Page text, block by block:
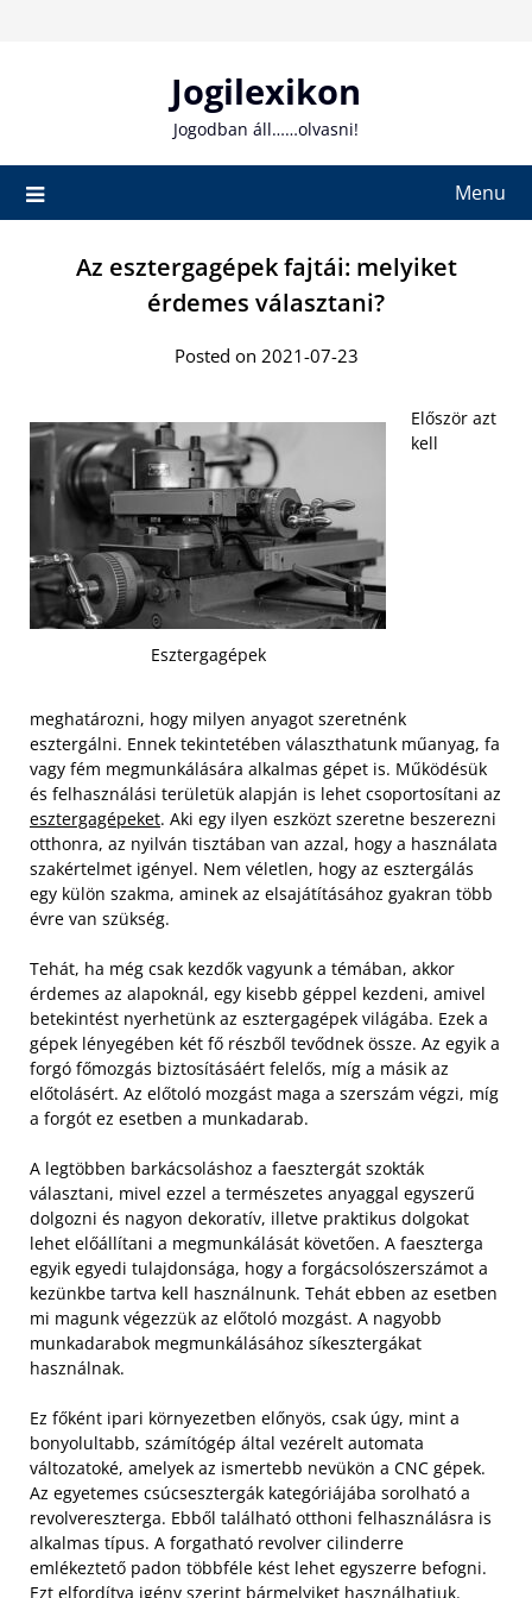
Jogilexikon
Jogodban áll……olvasni!
Menu
Az esztergagépek fajtái: melyiket
érdemes választani?
Posted on 2021-07-23
Esztergagépek
Először azt
kell
meghatározni, hogy milyen anyagot szeretnénk
esztergálni. Ennek tekintetében választhatunk műanyag, fa
vagy fém megmunkálására alkalmas gépet is. Működésük
és felhasználási területük alapján is lehet csoportosítani az
esztergagépeket. Aki egy ilyen eszközt szeretne beszerezni
otthonra, az nyilván tisztában van azzal, hogy a használata
szakértelmet igényel. Nem véletlen, hogy az esztergálás
egy külön szakma, aminek az elsajátításához gyakran több
évre van szükség.
Tehát, ha még csak kezdők vagyunk a témában, akkor
érdemes az alapoknál, egy kisebb géppel kezdeni, amivel
betekintést nyerhetünk az esztergagépek világába. Ezek a
gépek lényegében két fő részből tevődnek össze. Az egyik a
forgó főmozgás biztosításáért felelős, míg a másik az
előtolásért. Az előtoló mozgást maga a szerszám végzi, míg
a forgót ez esetben a munkadarab.
A legtöbben barkácsoláshoz a faesztergát szokták
választani, mivel ezzel a természetes anyaggal egyszerű
dolgozni és nagyon dekoratív, illetve praktikus dolgokat
lehet előállítani a megmunkálását követően. A faeszterga
egyik egyedi tulajdonsága, hogy a forgácsolószerszámot a
kezünkbe tartva kell használnunk. Tehát ebben az esetben
mi magunk végezzük az előtoló mozgást. A nagyobb
munkadarabok megmunkálásához síkesztergákat
használnak.
Ez főként ipari környezetben előnyös, csak úgy, mint a
bonyolultabb, számítógép által vezérelt automata
változatoké, amelyek az ismertebb nevükön a CNC gépek.
Az egyetemes csúcsesztergák kategóriájába sorolható a
revolvereszterga. Ebből található otthoni felhasználásra is
alkalmas típus. A forgatható revolver cilinderre
emlékeztető padon többféle kést lehet egyszerre befogni.
Ezt elfordítva igény szerint bármelyiket használhatjuk.